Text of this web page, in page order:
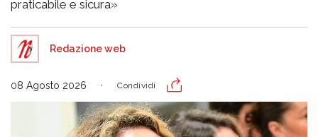
praticabile e sicura»
Redazione web
08 Agosto 2026 Condividi